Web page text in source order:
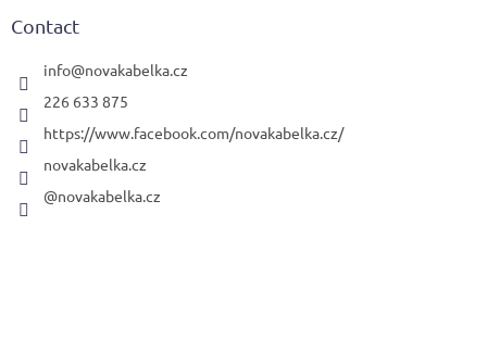
Contact
info@novakabelka.cz
226 633 875
https://www.facebook.com/novakabelka.cz/
novakabelka.cz
@novakabelka.cz